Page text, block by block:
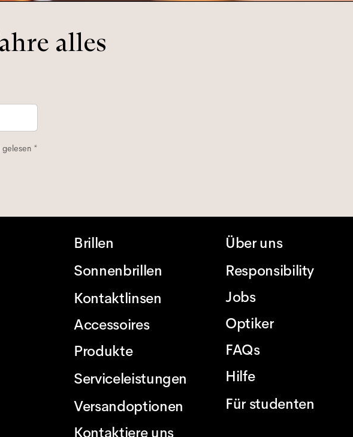
alles
gelesen *
Brillen
Sonnenbrillen
Kontaktlinsen
Accessoires
Produkte
Serviceleistungen
Versandoptionen
Kontaktiere uns
Über uns
Responsibility
Jobs
Optiker
FAQs
Hilfe
Für studenten